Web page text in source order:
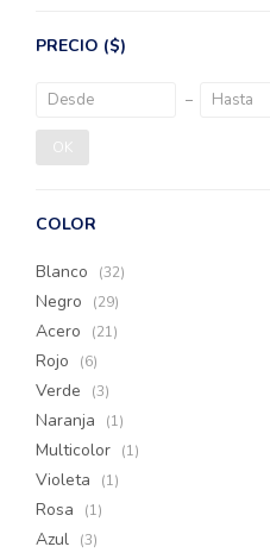
PRECIO ($)
OK
COLOR
Blanco (32)
Negro (29)
Acero (21)
Rojo (6)
Verde (3)
Naranja (1)
Multicolor (1)
Violeta (1)
Rosa (1)
Azul (3)